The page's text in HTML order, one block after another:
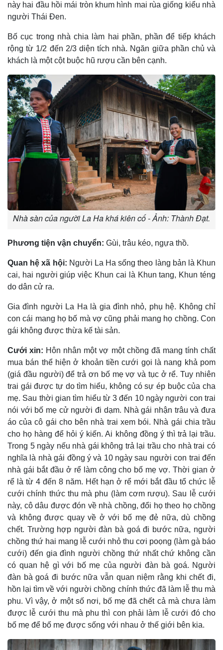
này hai đầu hồi mái tròn khum hình mai rùa giống kiểu nhà
người Thái Ðen.
Bố cục trong nhà chia làm hai phần, phần để tiếp khách
rộng từ 1/2 đến 2/3 diện tích nhà. Ngăn giữa phần chủ và
khách là một cột buộc hũ rượu cần bên cạnh.
Nhà sàn của người La Ha khá kiên cố - Ảnh: Thành Đạt.
Phương tiện vận chuyển: Gùi, trâu kéo, ngựa thồ.
Quan hệ xã hội: Người La Ha sống theo làng bản là Khun
cai, hai người giúp việc Khun cai là Khun tang, Khun téng
do dân cử ra.
Gia đình người La Ha là gia đình nhỏ, phụ hệ. Không chỉ
con cái mang họ bố mà vợ cũng phải mang họ chồng. Con
gái không được thừa kế tài sản.
Cưới xin: Hôn nhân một vợ một chồng đã mang tính chất
mua bán thể hiện ở khoản tiền cưới gọi là nang khả pom
(giá đầu người) để trả ơn bố mẹ vợ và tục ở rể. Tuy nhiên
trai gái được tự do tìm hiểu, không có sự ép buộc của cha
mẹ. Sau thời gian tìm hiểu từ 3 đến 10 ngày người con trai
nói với bố mẹ cử người đi dạm. Nhà gái nhận trâu và đưa
áo của cô gái cho bên nhà trai xem bói. Nhà gái chia trầu
cho họ hàng để hỏi ý kiến. Ai không đồng ý thì trả lại trầu.
Trong 5 ngày nếu nhà gái không trả lại trầu cho nhà trai có
nghĩa là nhà gái đồng ý và 10 ngày sau người con trai đến
nhà gái bắt đầu ở rể làm công cho bố mẹ vợ. Thời gian ở
rể là từ 4 đến 8 năm. Hết hạn ở rể mới bắt đầu tổ chức lễ
cưới chính thức thu mà phu (làm cơm rượu). Sau lễ cưới
này, cô dâu được đón về nhà chồng, đổi họ theo họ chồng
và không được quay về ở với bố mẹ đẻ nữa, dù chồng
chết. Trường hợp người đàn bà goá đi bước nữa, người
chồng thứ hai mang lễ cưới nhỏ thu cơi poọng (làm gà báo
cưới) đến gia đình người chồng thứ nhất chứ không cần
có quan hệ gì với bố mẹ của người đàn bà goá. Người
đàn bà goá đi bước nữa vẫn quan niệm rằng khi chết đi,
hồn lại tìm về với người chồng chính thức đã làm lễ thu mà
phu. Vì vậy, ở một số nơi, bố mẹ đã chết cả mà chưa làm
được lễ cưới thu mà phu thì con phải làm lễ cưới đó cho
bố mẹ để bố mẹ được sống với nhau ở thế giới bên kia.